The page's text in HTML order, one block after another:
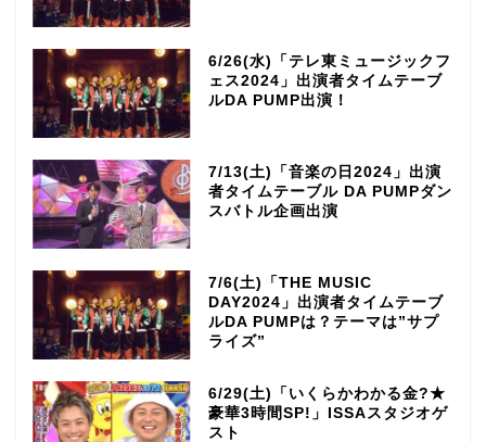
6/26(水)「テレ東ミュージックフ
ェス2024」出演者タイムテーブ
ルDA PUMP出演！
7/13(土)「音楽の日2024」出演
者タイムテーブル DA PUMPダン
スバトル企画出演
7/6(土)「THE MUSIC
DAY2024」出演者タイムテーブ
ルDA PUMPは？テーマは”サプ
ライズ”
6/29(土)「いくらかわかる金?★
豪華3時間SP!」ISSAスタジオゲ
スト